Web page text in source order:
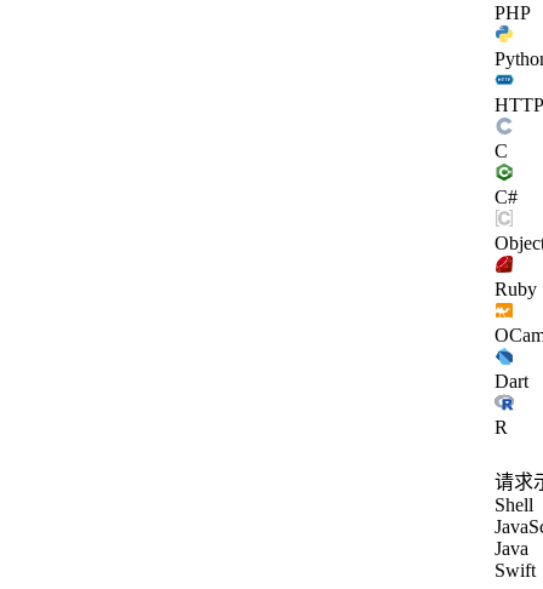
PHP
HTTP
C
C#
Ruby
Dart
R
请求
Shell
Java
Swift